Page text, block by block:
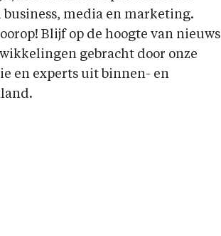
media en marketing.
Blijf op de hoogte van nieuws
gebracht door onze
en experts uit binnen- en